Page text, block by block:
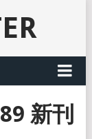
新刊